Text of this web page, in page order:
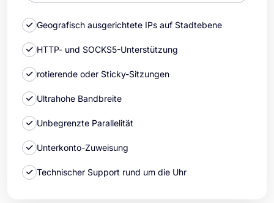
Geografisch ausgerichtete IPs auf Stadtebene
HTTP- und SOCKS5-Unterstützung
rotierende oder Sticky-Sitzungen
Ultrahohe Bandbreite
Unbegrenzte Parallelität
Unterkonto-Zuweisung
Technischer Support rund um die Uhr